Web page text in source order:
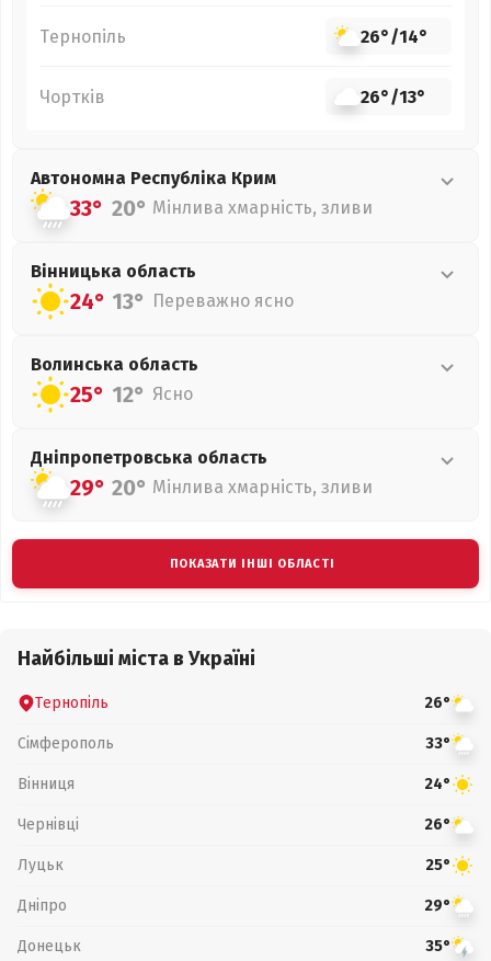
Тернопіль 26°/14°
Чортків 26°/13°
Автономна Республіка Крим
33° 20° Мінлива хмарність, зливи
Вінницька область
24° 13° Переважно ясно
Волинська область
25° 12° Ясно
Дніпропетровська область
29° 20° Мінлива хмарність, зливи
ПОКАЗАТИ ІНШІ ОБЛАСТІ
Найбільші міста в Україні
Тернопіль 26°
Сімферополь 33°
Вінниця 24°
Чернівці 26°
Луцьк 25°
Дніпро 29°
Донецьк 35°